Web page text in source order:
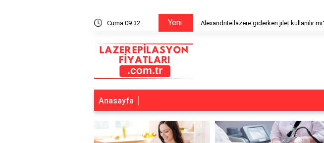
Cuma 09:32 Yeni Alexandrite lazere giderken jilet kullanılır
Anasayfa